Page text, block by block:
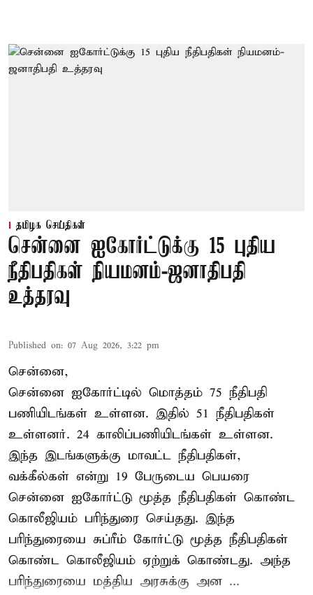
தமிழக செய்திகள்
சென்னை ஐகோர்ட்டுக்கு 15 புதிய
நீதிபதிகள் நியமனம்-ஜனாதிபதி
உத்தரவு
Published on: 07 Aug 2026, 3:22 pm
சென்னை,
சென்னை ஐகோர்ட்டில் மொத்தம் 75 நீதிபதி
பணியிடங்கள் உள்ளன. இதில் 51 நீதிபதிகள்
உள்ளனர். 24 காலிப்பணியிடங்கள் உள்ளன.
இந்த இடங்களுக்கு மாவட்ட நீதிபதிகள்,
வக்கீல்கள் என்று 19 பேருடைய பெயரை
சென்னை ஐகோர்ட்டு மூத்த நீதிபதிகள் கொண்ட
கொலீஜியம் பரிந்துரை செய்தது. இந்த
பரிந்துரையை சுப்ரீம் கோர்ட்டு மூத்த நீதிபதிகள்
கொண்ட கொலீஜியம் ஏற்றுக் கொண்டது. அந்த
பரிந்துரையை மத்திய அரசுக்கு அன ...